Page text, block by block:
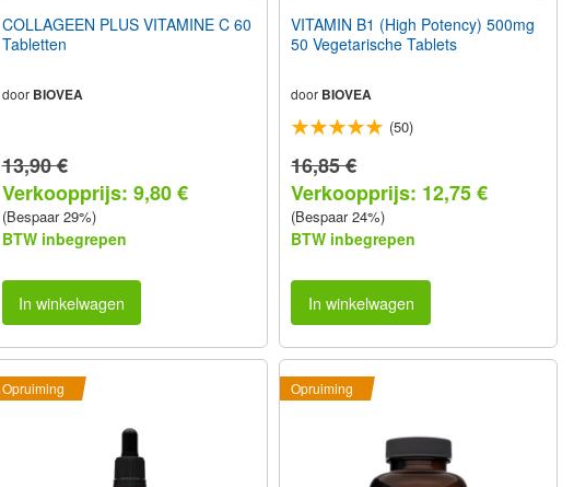
COLLAGEEN PLUS VITAMINE C 60
Tabletten
door BIOVEA
13,90 €
Verkoopprijs: 9,80 €
(Bespaar 29%)
BTW inbegrepen
In winkelwagen
VITAMIN B1 (High Potency) 500mg
50 Vegetarische Tablets
door BIOVEA
(50)
16,85 €
Verkoopprijs: 12,75 €
(Bespaar 24%)
BTW inbegrepen
In winkelwagen
Opruiming Opruiming